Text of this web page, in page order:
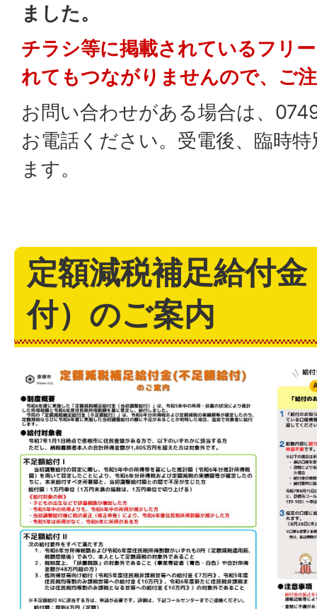
ました。
チラシ等に掲載されているフリ
れてもつながりませんので、ご
お問い合わせがある場合は、
お電話ください。受電後、臨時
ます。
定額減税補足給付
付）のご案内